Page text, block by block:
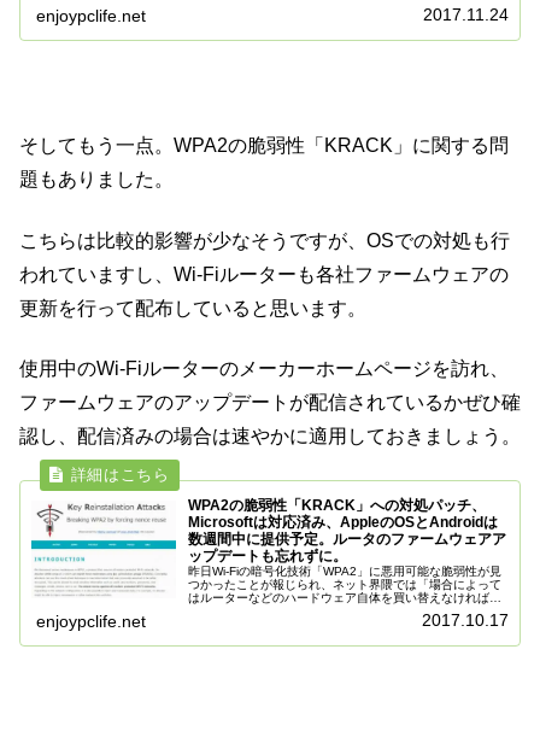
enjoypclife.net 2017.11.24
そしてもう一点。WPA2の脆弱性「KRACK」に関する問
題もありました。
こちらは比較的影響が少なそうですが、OSでの対処も行
われていますし、Wi-Fiルーターも各社ファームウェアの
更新を行って配布していると思います。
使用中のWi-Fiルーターのメーカーホームページを訪れ、
ファームウェアのアップデートが配信されているかぜひ確
認し、配信済みの場合は速やかに適用しておきましょう。
WPA2の脆弱性「KRACK」への対処パッチ、
Microsoftは対応済み、AppleのOSとAndroidは
数週間中に提供予定。ルータのファームウェアア
ップデートも忘れずに。
昨日Wi-Fiの暗号化技術「WPA2」に悪用可能な脆弱性が見
つかったことが報じられ、ネット界隈では「場合によって
はルーターなどのハードウェア自体を買い替えなければ対
enjoypclife.net 2017.10.17